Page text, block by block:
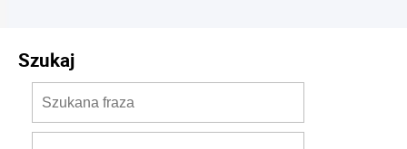
Szukaj